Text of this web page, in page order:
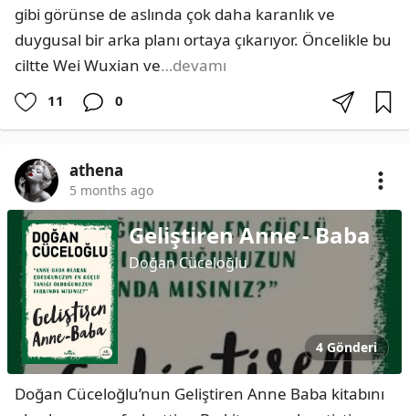
gibi görünse de aslında çok daha karanlık ve
duygusal bir arka planı ortaya çıkarıyor. Öncelikle bu
ciltte Wei Wuxian ve…devamı
11 0
athena
5 months ago
Geliştiren Anne - Baba
Doğan Cüceloğlu
4 Gönderi
Doğan Cüceloğlu’nun Geliştiren Anne Baba kitabını